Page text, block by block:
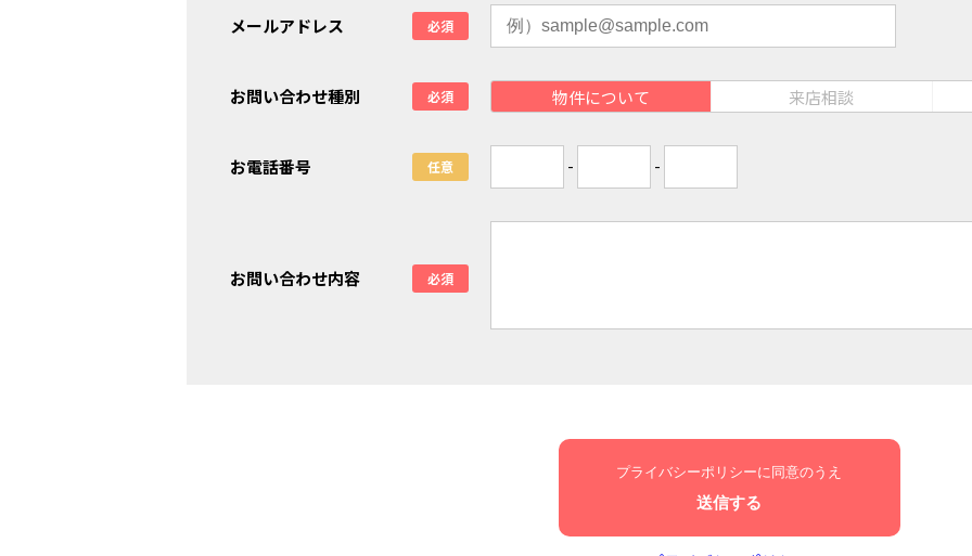
メールアドレス 必須
お問い合わせ種別 必須 物件について 来店相談
お電話番号 任意 - -
お問い合わせ内容 必須
プライバシーポリシーに同意のうえ
送信する